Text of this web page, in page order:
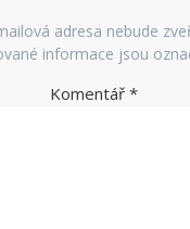
adresa nebude
informace jsou
Komentář *